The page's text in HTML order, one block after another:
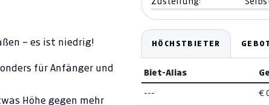
– es ist niedrig!
für Anfänger und
Höhe gegen mehr
HÖCHSTBIETER
Biet-Alias
--- €